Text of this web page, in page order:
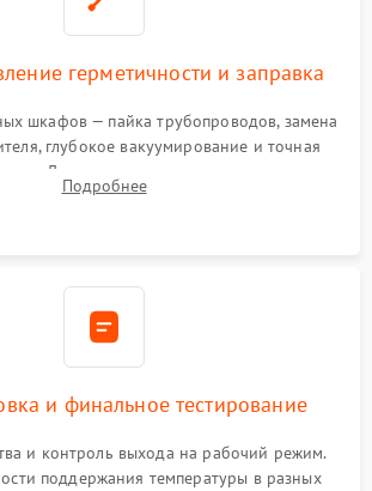
герметичности и заправка
шкафов — пайка трубопроводов, замена
глубокое вакуумирование и точная
Для термоэлектрических — замена
и герметизация охлаждающего блока.
Подробнее
и финальное тестирование
и контроль выхода на рабочий режим.
поддержания температуры в разных